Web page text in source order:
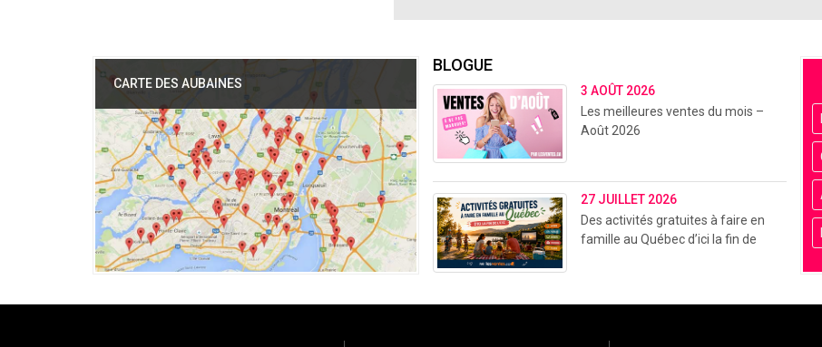
CARTE DES AUBAINES
BLOGUE
3 AOÛT 2026
Les meilleures ventes du mois –
Août 2026
27 JUILLET 2026
Des activités gratuites à faire en
famille au Québec d’ici la fin de